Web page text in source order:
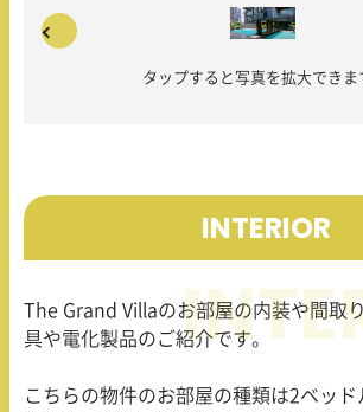
タップすると写真を拡大できま
INTERIOR
The Grand Villaのお部屋の内装や間取
具や電化製品のご紹介です。
こちらの物件のお部屋の種類は2ベッ